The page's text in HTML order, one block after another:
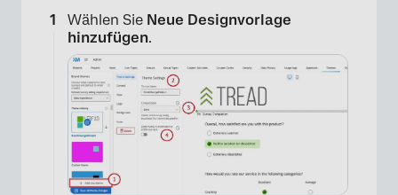
Wählen Sie Neue Designvorlage
hinzufügen.